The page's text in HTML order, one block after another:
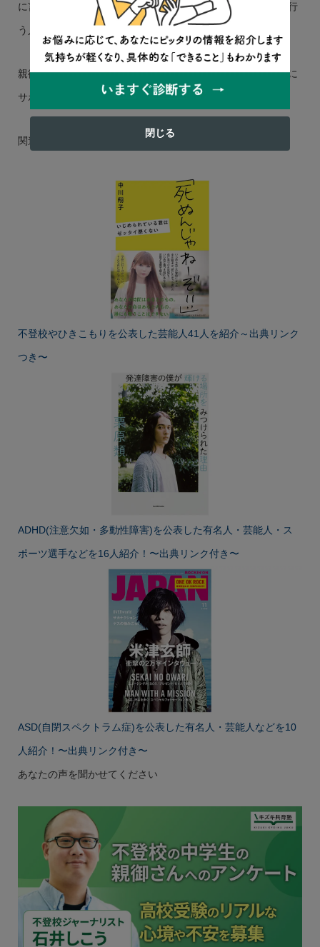
に言えることは、「不登校やひきこもりについてサポートを行
う人たちがたくさんいる」ということです。
親御さんだけ、家庭だけでお悩みを抱え込まず、ぜひ積極的に
サポート団体に相談してみてください。
関連記事
不登校やひきこもりを公表した芸能人41人を紹介～出典リンク
つき〜
ADHD(注意欠如・多動性障害)を公表した有名人・芸能人・ス
ポーツ選手などを16人紹介！〜出典リンク付き〜
ASD(自閉スペクトラム症)を公表した有名人・芸能人などを10
人紹介！〜出典リンク付き〜
あなたの声を聞かせてください
閉じる